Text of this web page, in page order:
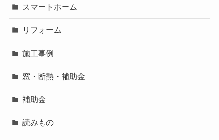
スマートホーム
リフォーム
施工事例
窓・断熱・補助金
補助金
読みもの